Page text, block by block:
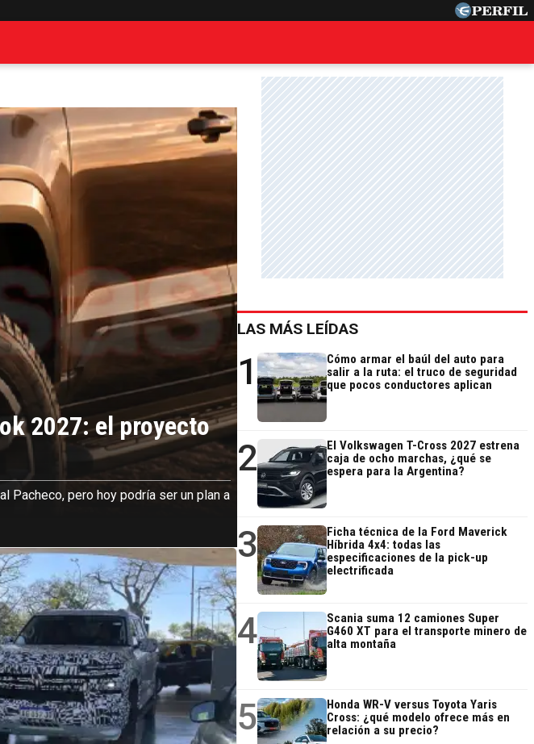
2027: el proyecto
Pacheco, pero hoy podría ser un plan a
LAS MÁS LEÍDAS
1
Cómo armar el baúl del auto para
salir a la ruta: el truco de seguridad
que pocos conductores aplican
2
El Volkswagen T-Cross 2027 estrena
caja de ocho marchas, ¿qué se
espera para la Argentina?
3
Ficha técnica de la Ford Maverick
Híbrida 4x4: todas las
especificaciones de la pick-up
electrificada
4
Scania suma 12 camiones Super
G460 XT para el transporte minero de
alta montaña
5
Honda WR-V versus Toyota Yaris
Cross: ¿qué modelo ofrece más en
relación a su precio?